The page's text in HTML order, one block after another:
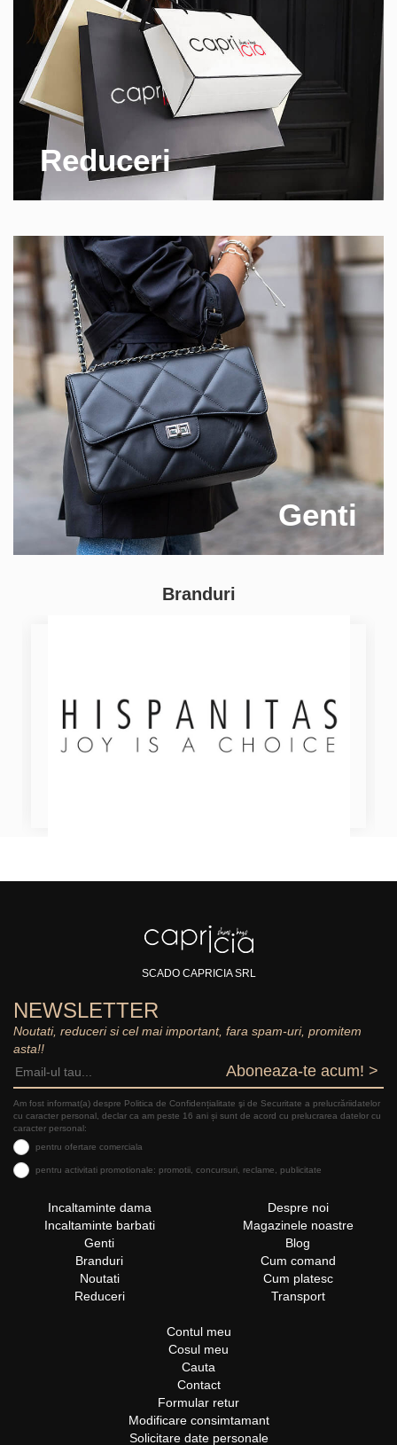
Reduceri
Genti
Branduri
SCADO CAPRICIA SRL
NEWSLETTER
Noutati, reduceri si cel mai important, fara spam-uri, promitem
asta!!
Aboneaza-te acum! >
Am fost informat(a) despre Politica de Confidențialitate şi de Securitate a prelucrăriidatelor
cu caracter personal, declar ca am peste 16 ani și sunt de acord cu prelucrarea datelor cu
caracter personal:
pentru ofertare comerciala
pentru activitati promotionale: promotii, concursuri, reclame, publicitate
Incaltaminte dama
Incaltaminte barbati
Genti
Branduri
Noutati
Reduceri
Despre noi
Magazinele noastre
Blog
Cum comand
Cum platesc
Transport
Contul meu
Cosul meu
Cauta
Contact
Formular retur
Modificare consimtamant
Solicitare date personale